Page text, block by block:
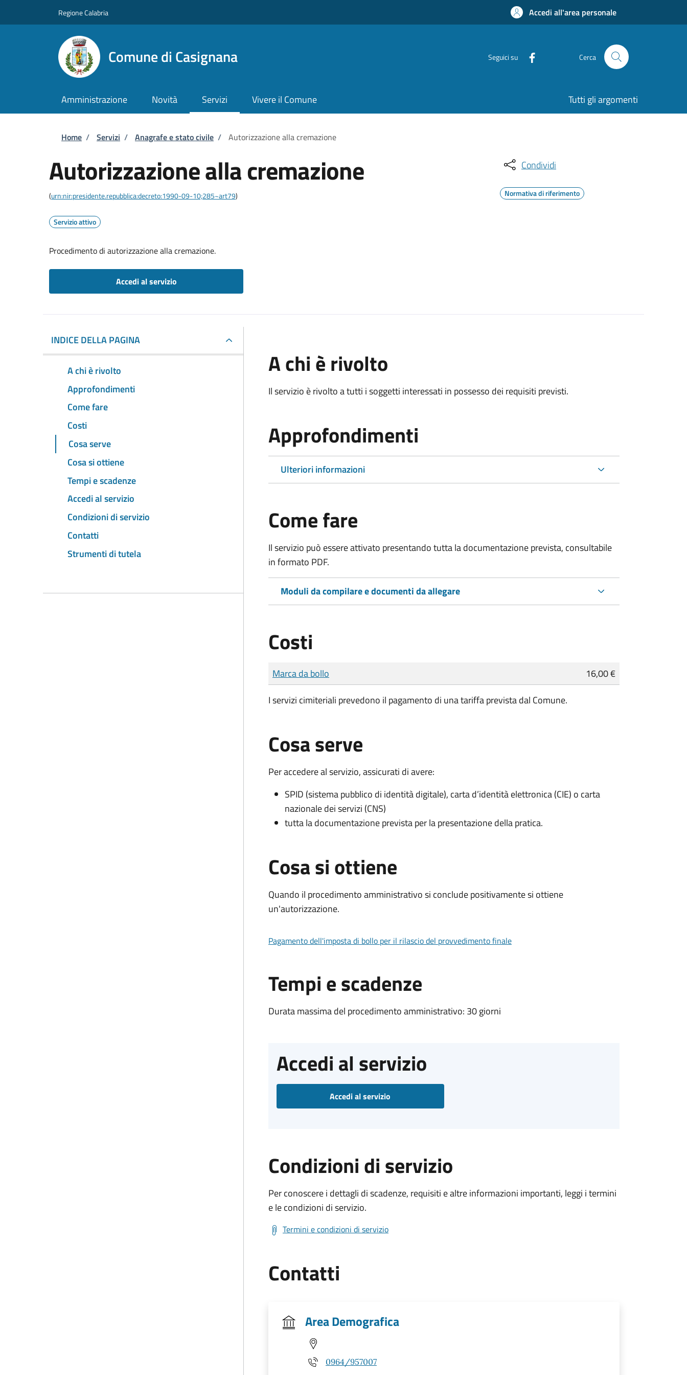
Regione Calabria Accedi all'area personale
Comune di Casignana Seguici su Cerca
Amministrazione Novità Servizi Vivere il Comune Tutti gli argomenti
Briciole di pane
Home / Servizi / Anagrafe e stato civile / Autorizzazione alla cremazione
Autorizzazione alla cremazione
(urn:nir:presidente.repubblica:decreto:1990-09-10;285~art79)
Servizio attivo
Procedimento di autorizzazione alla cremazione.
Accedi al servizio
Condividi
Normativa di riferimento
INDICE DELLA PAGINA
A chi è rivolto
Approfondimenti
Come fare
Costi
Cosa serve
Cosa si ottiene
Tempi e scadenze
Accedi al servizio
Condizioni di servizio
Contatti
Strumenti di tutela
A chi è rivolto
Il servizio è rivolto a tutti i soggetti interessati in possesso dei requisiti previsti.
Approfondimenti
Ulteriori informazioni
Come fare
Il servizio può essere attivato presentando tutta la documentazione prevista, consultabile
in formato PDF.
Moduli da compilare e documenti da allegare
Costi
Tipo di pagamento
Importo
Marca da bollo
16,00 €
I servizi cimiteriali prevedono il pagamento di una tariffa prevista dal Comune.
Cosa serve
Per accedere al servizio, assicurati di avere:
SPID (sistema pubblico di identità digitale), carta d’identità elettronica (CIE) o carta
nazionale dei servizi (CNS)
tutta la documentazione prevista per la presentazione della pratica.
Cosa si ottiene
Quando il procedimento amministrativo si conclude positivamente si ottiene
un'autorizzazione.
Pagamento dell'imposta di bollo per il rilascio del provvedimento finale
Tempi e scadenze
Durata massima del procedimento amministrativo: 30 giorni
Accedi al servizio
Accedi al servizio
Condizioni di servizio
Per conoscere i dettagli di scadenze, requisiti e altre informazioni importanti, leggi i termini
e le condizioni di servizio.
Termini e condizioni di servizio
Contatti
Area Demografica
0964/957007